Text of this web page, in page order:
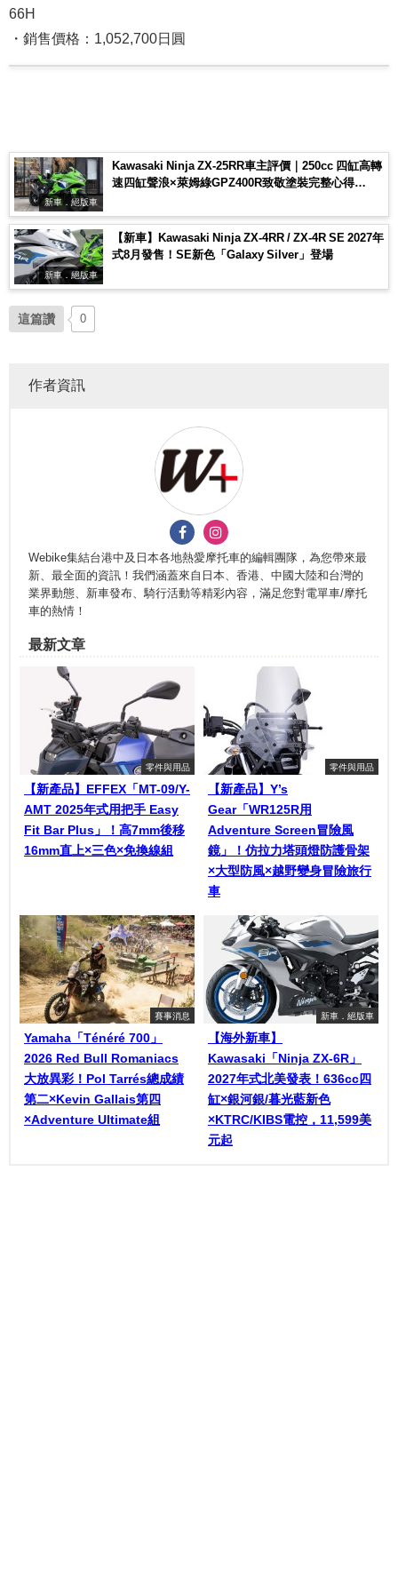
66H
・銷售價格：1,052,700日圓
新車．絕版車
Kawasaki Ninja ZX-25RR車主評價｜250cc 四缸高轉
速四缸聲浪×萊姆綠GPZ400R致敬塗裝完整心得
新車．絕版車
【新車】Kawasaki Ninja ZX-4RR / ZX-4R SE 2027年
式8月發售！SE新色「Galaxy Silver」登場
這篇讚 0
作者資訊
Webike集結台港中及日本各地熱愛摩托車的編輯團隊，為您帶來最
新、最全面的資訊！我們涵蓋來自日本、香港、中國大陸和台灣的
業界動態、新車發布、騎行活動等精彩內容，滿足您對電單車/摩托
車的熱情！
最新文章
零件與用品
【新產品】EFFEX「MT-09/Y-
AMT 2025年式用把手 Easy
Fit Bar Plus」！高7mm後移
16mm直上×三色×免換線組
零件與用品
【新產品】Y’s
Gear「WR125R用
Adventure Screen冒險風
鏡」！仿拉力塔頭燈防護骨架
×大型防風×越野變身冒險旅行
車
賽事消息
Yamaha「Ténéré 700」
2026 Red Bull Romaniacs
大放異彩！Pol Tarrés總成績
第二×Kevin Gallais第四
×Adventure Ultimate組
新車．絕版車
【海外新車】
Kawasaki「Ninja ZX-6R」
2027年式北美發表！636cc四
缸×銀河銀/暮光藍新色
×KTRC/KIBS電控，11,599美
元起